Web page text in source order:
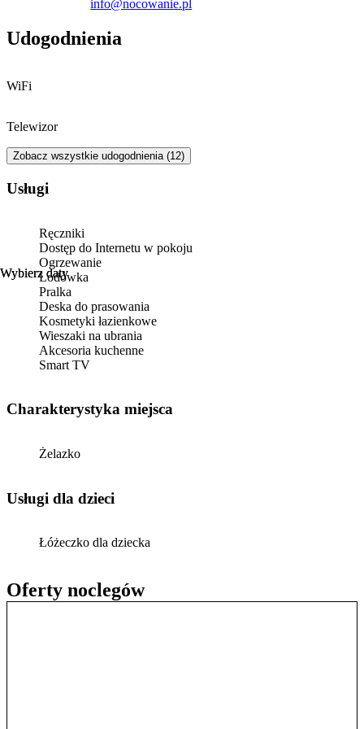
info@nocowanie.pl
Wybierz daty
Oferty noclegów
Wybierz daty
Udogodnienia
WiFi
Telewizor
Zobacz wszystkie udogodnienia (12)
Usługi
Ręczniki
Dostęp do Internetu w pokoju
Ogrzewanie
Lodówka
Pralka
Deska do prasowania
Kosmetyki łazienkowe
Wieszaki na ubrania
Akcesoria kuchenne
Smart TV
Charakterystyka miejsca
Żelazko
usługi dla dzieci
Łóżeczko dla dziecka